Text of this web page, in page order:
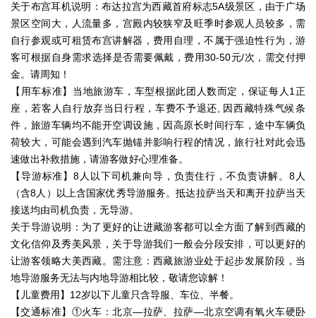
关于布宫耳机说明：布达拉宫为西藏首府标志5A级景区，由于广场
景区空间大，人流量多，宫殿内较狭窄及旺季时参观人员较多，需
自行参观或可租赁布宫讲解器，费用自理，不属于强迫性行为，游
客可根据自身需求选择是否需要佩戴，费用30-50元/次，需交付押
金。请周知！
【用车标准】当地旅游车，车型根据此团人数而定，保证每人1正
座，若客人自行放弃当日行程，车费不予退还, 因西藏特殊气候条
件，旅游车辆均不能开空调设施，因高原长时间行车，途中车辆负
荷较大，可能会遇到汽车抛锚并影响行程的情况，旅行社对此会迅
速做出补救措施，请游客做好心理准备。
【导游标准】8人以下司机兼向导，负责住行，不负责讲解。8人
（含8人）以上含国家优秀导游服务。抵达拉萨当天和离开拉萨当天
接送均由司机负责，无导游。
关于导游说明：为了更好的让进藏游客都可以全方面了解到西藏的
文化信仰及秀美风景，关于导游我们一般会分段安排，可以更好的
让游客领略大美西藏。需注意：西藏旅游业处于起步发展阶段，当
地导游服务无法与内地导游相比较，敬请您谅解！
【儿童费用】12岁以下儿童只含导服、车位、半餐。
【交通标准】①火车：北京—拉萨、拉萨—北京空调有氧火车硬卧